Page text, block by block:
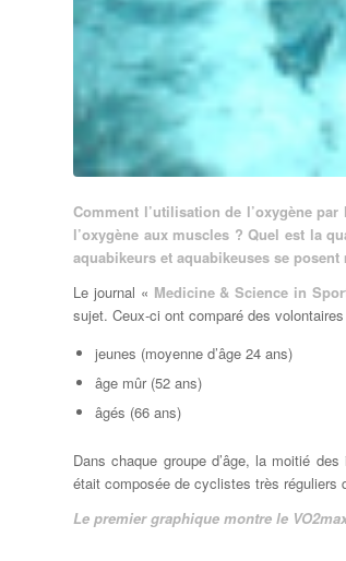
Comment l’utilisation de l’oxygène
l’oxygène aux muscles ? Quel est la
aquabikeurs et aquabikeuses se
Le journal « Medicine & Science in
sujet. Ceux-ci ont comparé des
jeunes (moyenne d’âge 24 ans)
âge mûr (52 ans)
âgés (66 ans)
Dans chaque groupe d’âge, la moitié
était composée de cyclistes très réguliers
Le premier graphique montre le